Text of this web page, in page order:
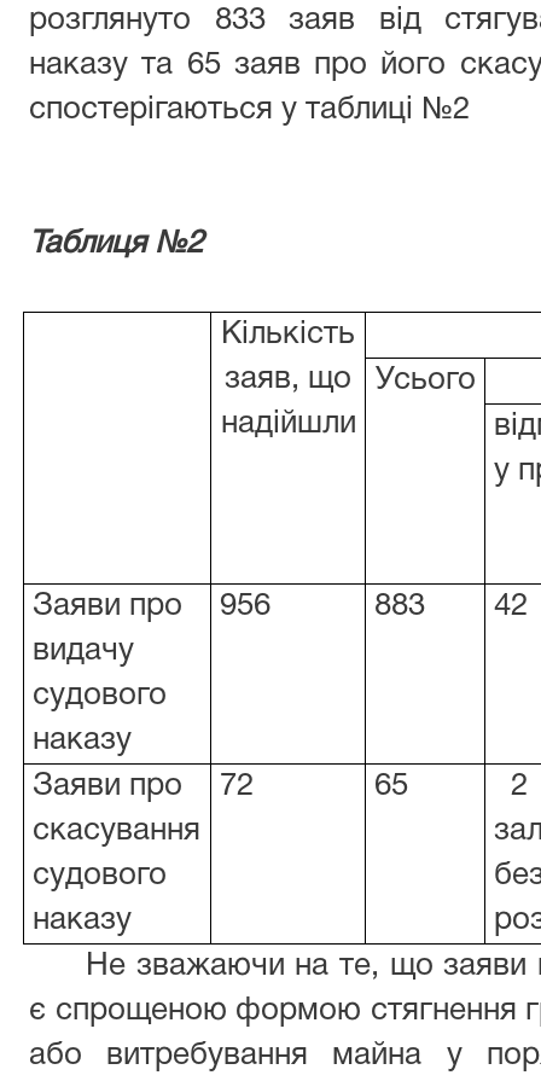
розглянуто 833 заяв від
наказу та 65 заяв про його
спостерігаються у таблиці №2
Таблиця №2
Кількість
заяв, що
надійшли
Усього
у
Заяви про
видачу
судового
наказу
956 883 42
Заяви про
скасування
судового
наказу
72 65
2
Не зважаючи на те, що заяви
є спрощеною формою стягнення
або витребування майна у